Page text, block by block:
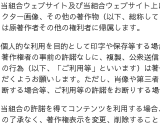
当組合ウェブサイト及び当組合ウェブサイト
クター画像、その他の著作物（以下、総称し
は原著作者その他の権利者に帰属します。
個人的な利用を目的として印字や保存等する
著作権者の事前の許諾なしに、複製、公衆送
の行為（以下、「ご利用等」といいます）は
だくようお願いします。ただし、肖像や第三
断する場合等、ご利用等の許諾をお断りする場
当組合の許諾を得てコンテンツを利用する場
の了承なく、著作権表示を変更、削除すること